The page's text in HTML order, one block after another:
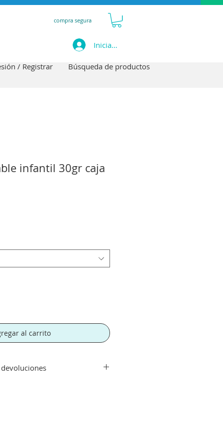
compra segura
Iniciar sesión
/ Registrar Búsqueda de productos
infantil 30gr caja
al carrito